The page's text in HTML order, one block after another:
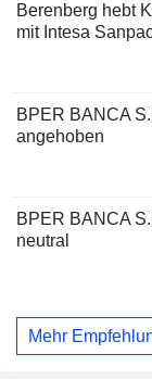
Berenberg hebt
mit Intesa
BPER BANCA
angehoben
BPER BANCA
neutral
Mehr